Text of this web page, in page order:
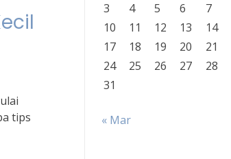
tips
3
4 5 6 7
10
11 12 13 14
17
18 19 20 21
24
25 26 27 28
31
« Mar